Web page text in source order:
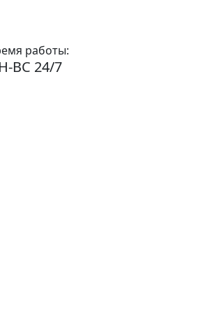
работы:
ВС 24/7